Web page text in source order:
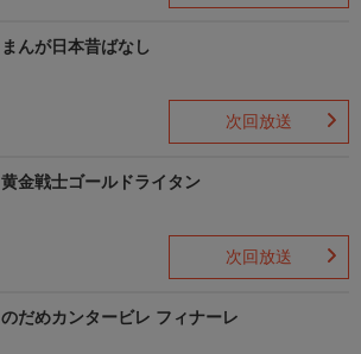
まんが日本昔ばなし
次回放送
黄金戦士ゴールドライタン
次回放送
のだめカンタービレ フィナーレ